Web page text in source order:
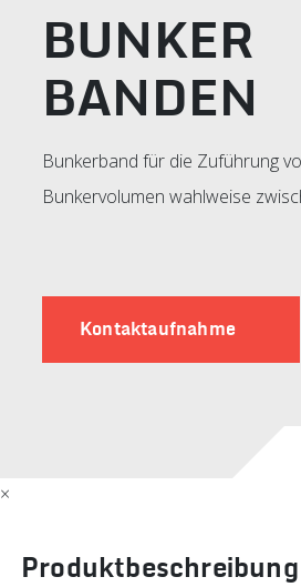
BUNKER
BANDEN
Bunkerband für die Zuführung
Bunkervolumen wahlweise
Kontaktaufnahme
×
Produktbeschreibung